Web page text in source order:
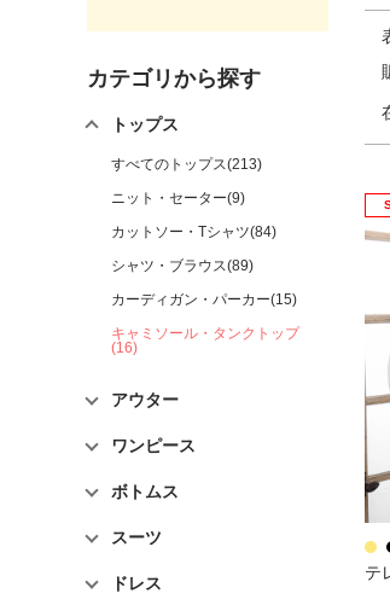
カテゴリから探す
トップス
すべてのトップス(213)
ニット・セーター(9)
カットソー・Tシャツ(84)
シャツ・ブラウス(89)
カーディガン・パーカー(15)
キャミソール・タンクトップ
(16)
アウター
ワンピース
ボトムス
スーツ
ドレス
テ